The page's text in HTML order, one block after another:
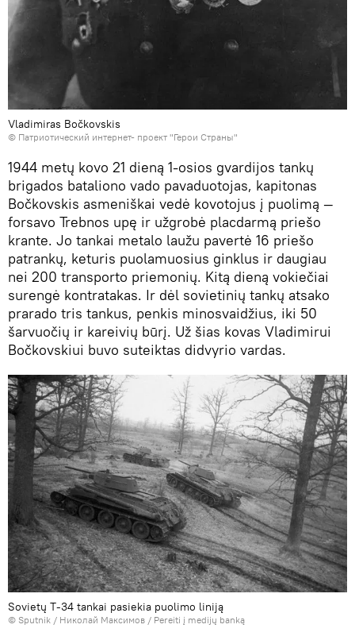
Vladimiras Bočkovskis
© Патриотический интернет- проект "Герои Страны"
1944 metų kovo 21 dieną 1-osios gvardijos tankų
brigados bataliono vado pavaduotojas, kapitonas
Bočkovskis asmeniškai vedė kovotojus į puolimą —
forsavo Trebnos upę ir užgrobė placdarmą priešo
krante. Jo tankai metalo laužu pavertė 16 priešo
patrankų, keturis puolamuosius ginklus ir daugiau
nei 200 transporto priemonių. Kitą dieną vokiečiai
surengė kontratakas. Ir dėl sovietinių tankų atsako
prarado tris tankus, penkis minosvaidžius, iki 50
šarvuočių ir kareivių būrį. Už šias kovas Vladimirui
Bočkovskiui buvo suteiktas didvyrio vardas.
Sovietų T-34 tankai pasiekia puolimo liniją
© Sputnik / Николай Максимов / Pereiti į medijų banką